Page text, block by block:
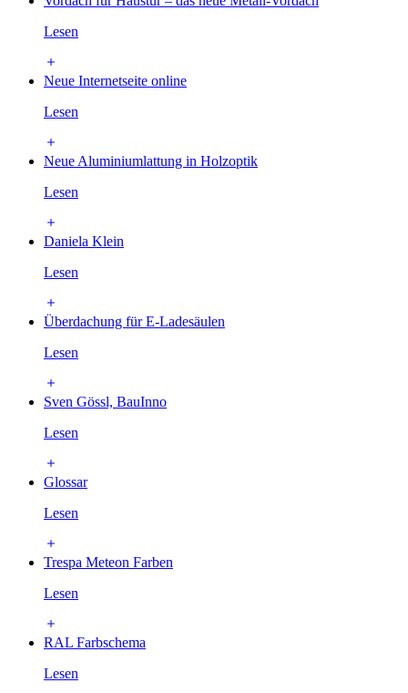
Lesen
Neue Internetseite online
Lesen
Neue Aluminiumlattung in Holzoptik
Lesen
Daniela Klein
Lesen
Überdachung für E-Ladesäulen
Lesen
Sven Gössl, BauInno
Lesen
Glossar
Lesen
Trespa Meteon Farben
Lesen
RAL Farbschema
Lesen